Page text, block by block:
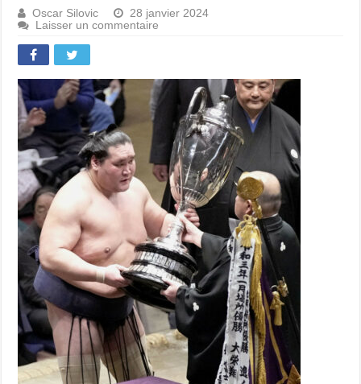
Oscar Silovic
28 janvier 2024
Laisser un commentaire